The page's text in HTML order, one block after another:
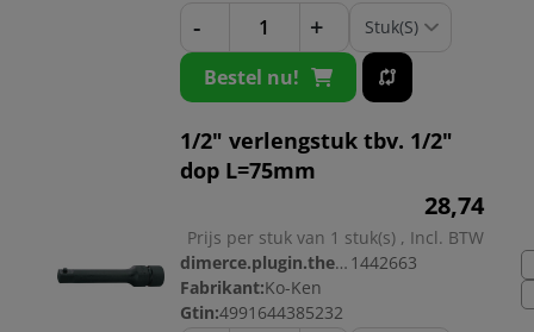
- +
Bestel nu!
1/2" verlengstuk tbv. 1/2"
dop L=75mm
28,74
Prijs per stuk van 1 stuk(s) , Incl. BTW
dimerce.plugin.theme.productnr: 1442663
Fabrikant:Ko-Ken
Gtin:4991644385232